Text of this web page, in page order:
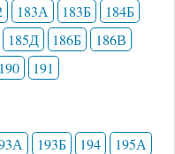
183А 183Б
184Б
185Д 186Б
186В
190 191
193Б 194
195А